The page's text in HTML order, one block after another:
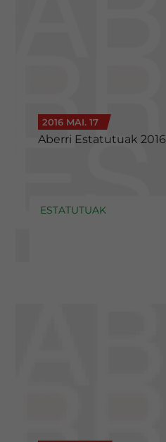
2016 MAI. 17
Aberri Estatutuak 2016
ESTATUTUAK